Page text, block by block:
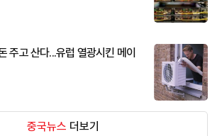
주고 산다...유럽 열광시킨 메이
중국뉴스 더보기